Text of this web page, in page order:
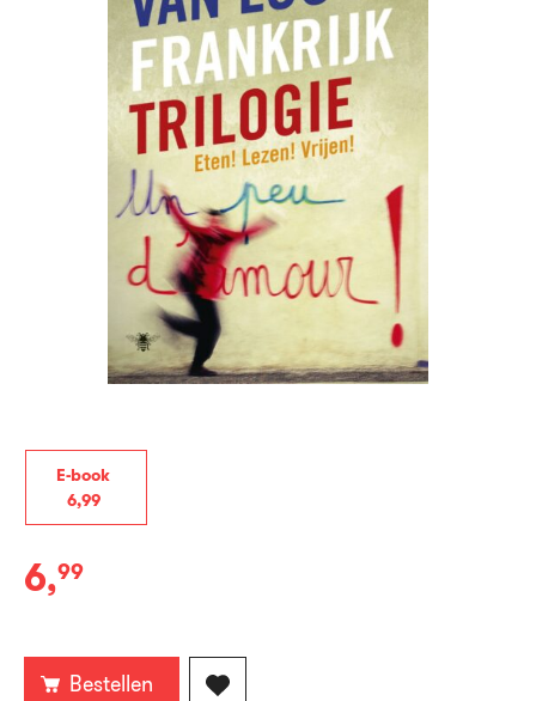
E-book
6,99
E-
6,99
Bestellen